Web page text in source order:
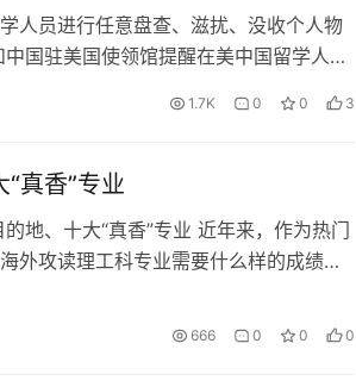
人员进行任意盘查、滋扰、没收个人物
国驻美国使领馆提醒在美中国留学人员
护与服务应急热线（24小时）： 往期国
1.7K 0 0 3
真香”专业
地、十大“真香”专业 近年来，作为热门
外攻读理工科专业需要什么样的成绩？
留学读理工科的学生提供数据趋势与申
666 0 0 0